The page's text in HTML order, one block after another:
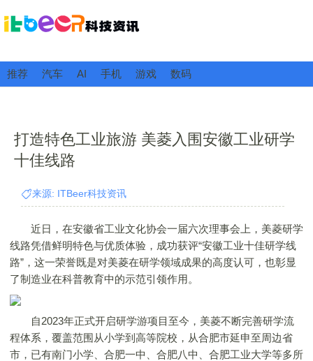
推荐 汽车 AI 手机 游戏 数码
打造特色工业旅游 美菱入围安徽工业研学
十佳线路
来源: ITBeer科技资讯
近日，在安徽省工业文化协会一届六次理事会上，美菱研学
线路凭借鲜明特色与优质体验，成功获评“安徽工业十佳研学线
路”，这一荣誉既是对美菱在研学领域成果的高度认可，也彰显
了制造业在科普教育中的示范引领作用。
自2023年正式开启研学游项目至今，美菱不断完善研学流
程体系，覆盖范围从小学到高等院校，从合肥市延申至周边省
市，已有南门小学、合肥一中、合肥八中、合肥工业大学等多所